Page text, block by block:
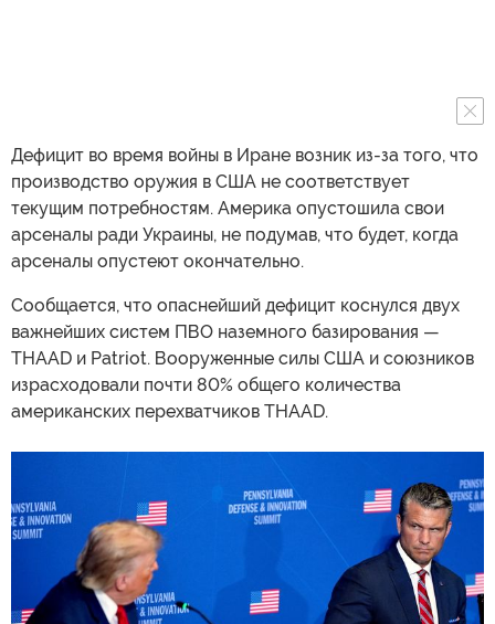
Дефицит во время войны в Иране возник из-за того, что
производство оружия в США не соответствует
текущим потребностям. Америка опустошила свои
арсеналы ради Украины, не подумав, что будет, когда
арсеналы опустеют окончательно.
Сообщается, что опаснейший дефицит коснулся двух
важнейших систем ПВО наземного базирования —
THAAD и Patriot. Вооруженные силы США и союзников
израсходовали почти 80% общего количества
американских перехватчиков THAAD.